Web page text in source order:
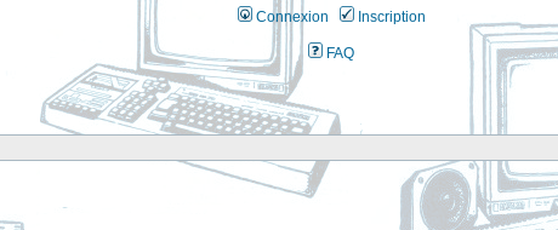
Connexion Inscription
FAQ